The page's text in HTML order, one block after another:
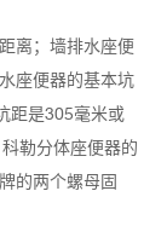
离；墙排水座便
座便器的基本坑
距是305毫米或
勒分体座便器的
的两个螺母固